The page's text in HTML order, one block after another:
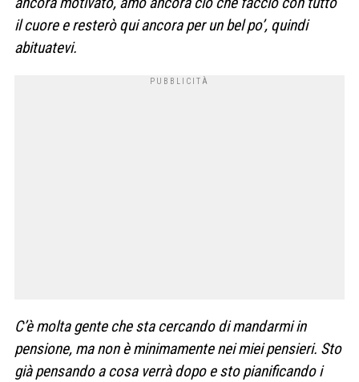
il cuore e resterò qui ancora per un bel po’, quindi
abituatevi.
C’è molta gente che sta cercando di mandarmi in
pensione, ma non è minimamente nei miei pensieri. Sto
già pensando a cosa verrà dopo e sto pianificando i